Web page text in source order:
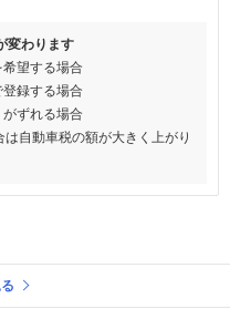
変わります
望する場合
録する場合
ずれる場合
は自動車税の額が大きく上がり